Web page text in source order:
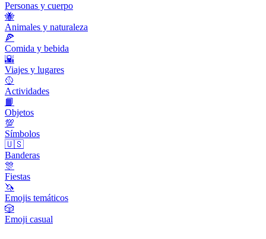
Personas y cuerpo
🐝
Animales y naturaleza
🍕
Comida y bebida
🌇
Viajes y lugares
🥎
Actividades
📙
Objetos
💯
Símbolos
🇺🇸
Banderas
🎊
Fiestas
🦄
Emojis temáticos
🎲
Emoji casual